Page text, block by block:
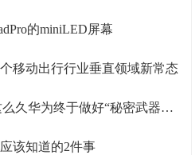
的miniLED屏幕
移动出行行业垂直领域新常态
终于做好“秘密武器”准备重回国际市场
该知道的2件事